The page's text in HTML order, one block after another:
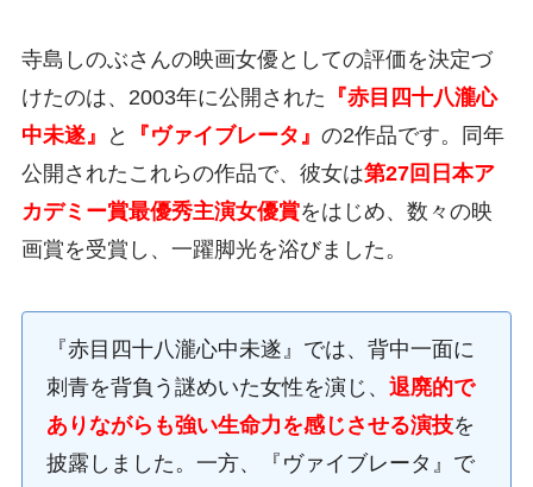
寺島しのぶさんの映画女優としての評価を決定づ
けたのは、2003年に公開された 『赤目四十八瀧心
中未遂』
と 『ヴァイブレータ』 の2作品です。同年
公開されたこれらの作品で、彼女は第27回日本ア
カデミー賞最優秀主演女優賞をはじめ、数々の映
画賞を受賞し、一躍脚光を浴びました。
『赤目四十八瀧心中未遂』では、背中一面に
刺青を背負う謎めいた女性を演じ、 退廃的で
ありながらも強い生命力を感じさせる演技を
披露しました。一方、『ヴァイブレータ』で